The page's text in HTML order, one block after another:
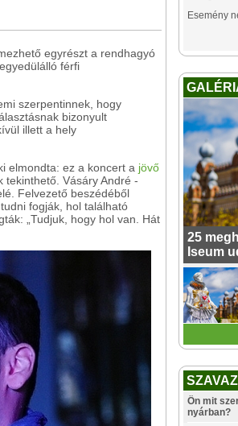
egyrészt a rendhagyó
férfi
szerpentinnek, hogy
bizonyult
illett a hely
elmondta: ez a koncert a jövő
tekinthető. Vásáry André -
Felvezető beszédéből
fogják, hol található
„Tudjuk, hogy hol van. Hát
Esemény
25
Iseum
Ön mit
nyárban?